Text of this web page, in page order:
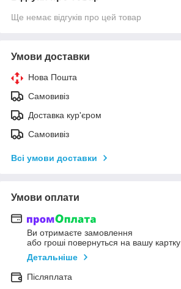
Ще немає відгуків про цей товар
Умови доставки
Нова Пошта
Самовивіз
Доставка кур'єром
Самовивіз
Всі умови доставки
Умови оплати
Ви отримаєте замовлення
або гроші повернуться на вашу картку
Детальніше
Післяплата